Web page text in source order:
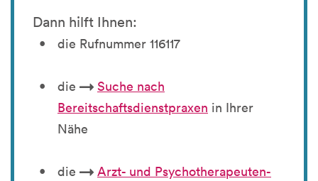
Dann hilft Ihnen:
die Rufnummer 116117
die
Suche nach
Bereitschaftsdienstpraxen in Ihrer
Nähe
die
Arzt- und Psychotherapeuten-